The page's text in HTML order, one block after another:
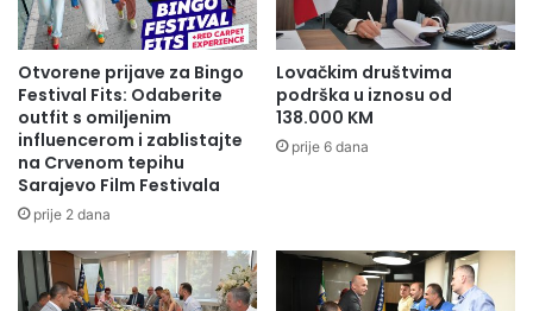
Otvorene prijave za Bingo
Festival Fits: Odaberite
outfit s omiljenim
influencerom i zablistajte
na Crvenom tepihu
Sarajevo Film Festivala
prije 2 dana
Lovačkim društvima
podrška u iznosu od
138.000 KM
prije 6 dana